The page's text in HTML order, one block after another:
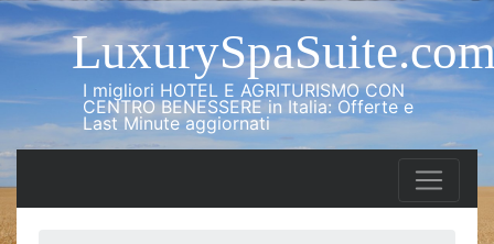
I migliori HOTEL E AGRITURISMO CON
CENTRO BENESSERE in Italia: Offerte e
Last Minute aggiornati